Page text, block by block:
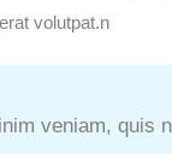
volutpat.n
veniam, quis